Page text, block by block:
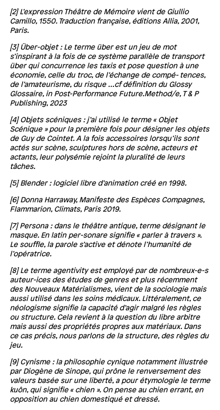
[2] L’expression Théâtre de Mémoire vient de Giullio
Camillo, 1550. Traduction française, éditions Allia, 2001,
Paris.
[3] Über-objet : Le terme über est un jeu de mot
s’inspirant à la fois de ce système parallèle de transport
über qui concurrence les taxis et pose question à une
économie, celle du troc, de l’échange de compé- tences,
de l’amateurisme, du risque …cf définition du Glossy
Glossaire, in Post-Performance Future.Method/e, T & P
Publishing, 2023
[4] Objets scéniques : j’ai utilisé le terme « Objet
Scénique » pour la première fois pour désigner les objets
de Guy de Cointet. A la fois accessoires lorsqu’ils sont
actés sur scène, sculptures hors de scène, acteurs et
actants, leur polysémie rejoint la pluralité de leurs
tâches.
[5] Blender : logiciel libre d’animation créé en 1998.
[6] Donna Harraway, Manifeste des Espèces Compagnes,
Flammarion, Climats, Paris 2019.
[7] Persona : dans le théâtre antique, terme désignant le
masque. En latin per-sonare signifie « parler à travers ».
Le souffle, la parole s’active et dénote l’humanité de
l’opératrice.
[8] Le terme agentivity est employé par de nombreux-e-s
auteur-ices des études de genres et plus récemment
des Nouveaux Matérialismes, vient de la sociologie mais
aussi utilisé dans les soins médicaux. Littéralement, ce
néologisme signifie la capacité d’agir malgré les règles
ou structure. Cela revient à la question du libre arbitre
mais aussi des propriétés propres aux matériaux. Dans
ce cas précis, nous parlons de la structure, des règles du
jeu.
[9] Cynisme : la philosophie cynique notamment illustrée
par Diogène de Sinope, qui prône le renversement des
valeurs basée sur une liberté, a pour étymologie le terme
kuôn, qui signifie « chien ». On pense au chien errant, en
opposition au chien domestiqué et dressé.